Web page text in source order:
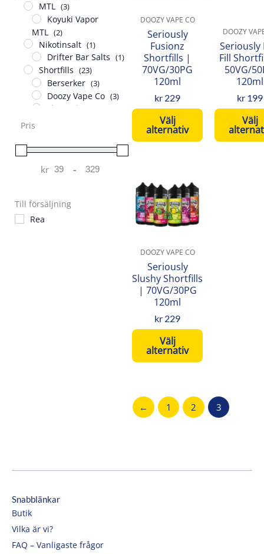
MTL (3)
Koyuki Vapor
MTL
(2)
Nikotinsalt (1)
Drifter Bar Salts (1)
Shortfills (23)
Berserker (3)
Doozy Vape Co (3)
Fizzy Juice
Juice Head (1)
TILLBEHÖR (1)
Annat
(1)
Pris
kr Minimum Price
-
Maximum Price
Till försäljning
Rea
DOOZY VAPE CO
Seriously
Fusionz
Shortfills |
70VG/30PG
120ml
kr 229
Välj
alternativ
varianter.
olika
alternativen
kan
väljas
på
produktsidan
DOOZY
Seriously
Fill
50VG/
120ml
kr 199
Välj
De
kan
på
DOOZY VAPE CO
Seriously
Slushy Shortfills
| 70VG/30PG
120ml
kr 229
Välj
alternativ
här
produkten
har
varianter.
olika
alternativen
kan
väljas
på
produktsidan
← 1 2 3
Snabblänkar
Butik
Vilka är vi?
FAQ – Vanligaste frågor